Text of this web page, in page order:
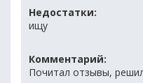
Недостатки:
ищу
Комментарий:
Почитал отзывы,